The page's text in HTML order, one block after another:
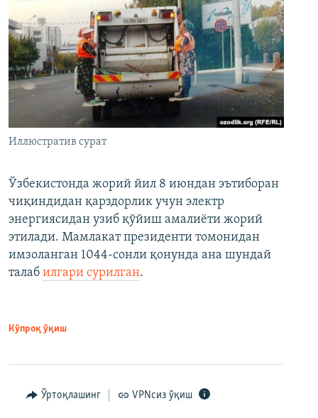
Иллюстратив сурат
Ўзбекистонда жорий йил 8 июндан эътиборан
чиқиндидан қарздорлик учун электр
энергиясидан узиб қўйиш амалиёти жорий
этилади. Мамлакат президенти томонидан
имзоланган 1044-сонли қонунда ана шундай
талаб илгари сурилган.
Кўпроқ ўқиш
Ўртоқлашинг VPNсиз ўқиш